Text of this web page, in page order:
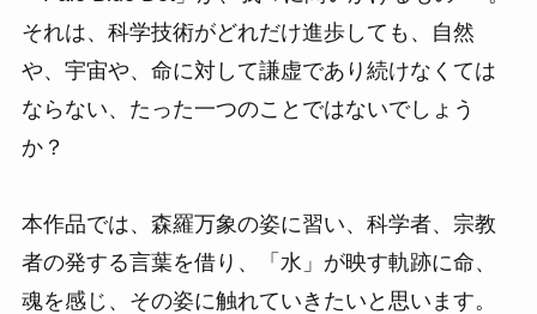
それは、科学技術がどれだけ進歩しても、⾃然
や、宇宙や、命に対して謙虚であり続けなくては
ならない、たった⼀つのことではないでしょう
か？
本作品では、森羅万象の姿に習い、科学者、宗教
者の発する⾔葉を借り、「⽔」が映す軌跡に命、
魂を感じ、その姿に触れていきたいと思います。